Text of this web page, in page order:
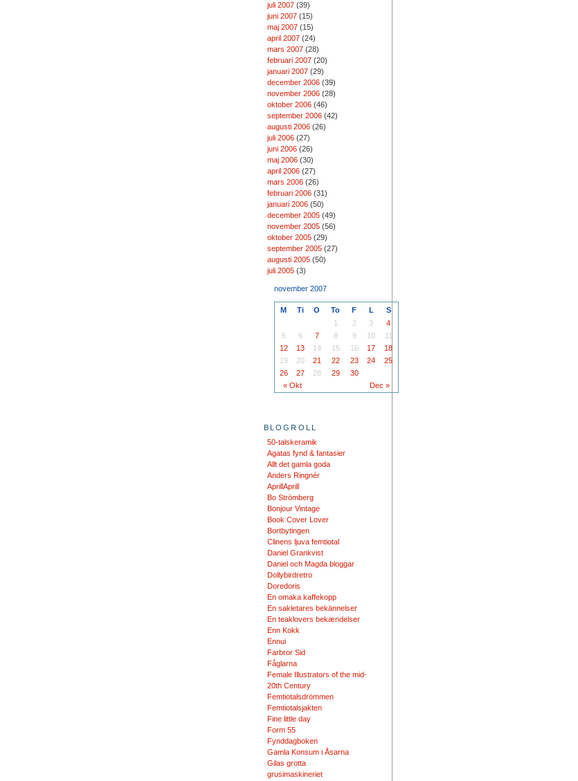
juli 2007(39)
juni 2007(15)
maj 2007(15)
april 2007(24)
mars 2007(28)
februari 2007(20)
januari 2007(29)
december 2006(39)
november 2006(28)
oktober 2006(46)
september 2006(42)
augusti 2006(26)
juli 2006(27)
juni 2006(26)
maj 2006(30)
april 2006(27)
mars 2006(26)
februari 2006(31)
januari 2006(50)
december 2005(49)
november 2005(56)
oktober 2005(29)
september 2005(27)
augusti 2005(50)
juli 2005(3)
november 2007
M Ti O To F L S
« Okt Dec »
1 2 3
4
5
6 7 8 9 10
11
12
13 14 15 16 17
18
19
20 21 22 23 24
25
26
27 28 29 30
BLOGROLL
50-talskeramik
Agatas fynd & fantasier
Allt det gamla goda
Anders Ringnér
AprillAprill
Bo Strömberg
Bonjour Vintage
Book Cover Lover
Bortbytingen
Clinens ljuva femtiotal
Daniel Grankvist
Daniel och Magda bloggar
Dollybirdretro
Doredoris
En omaka kaffekopp
En sakletares bekännelser
En teaklovers bekændelser
Enn Kokk
Ennui
Farbror Sid
Fåglarna
Female Illustrators of the mid-
20th Century
Femtiotalsdrömmen
Femtiotalsjakten
Fine little day
Form 55
Fynddagboken
Gamla Konsum i Åsarna
Gilas grotta
grusimaskineriet